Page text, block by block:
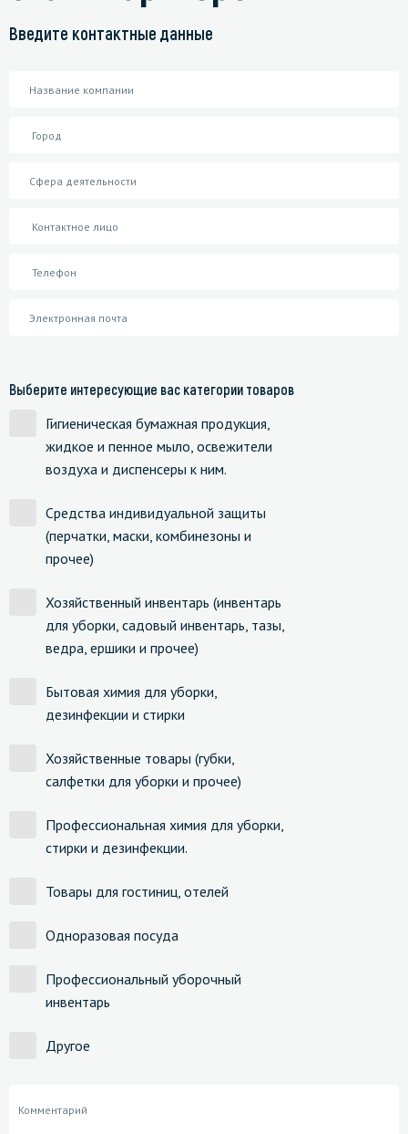
Введите контактные данные
Выберите интересующие вас категории товаров
Гигиеническая бумажная продукция,
жидкое и пенное мыло, освежители
воздуха и диспенсеры к ним.
Средства индивидуальной защиты
(перчатки, маски, комбинезоны и
прочее)
Хозяйственный инвентарь (инвентарь
для уборки, садовый инвентарь, тазы,
ведра, ершики и прочее)
Бытовая химия для уборки,
дезинфекции и стирки
Хозяйственные товары (губки,
салфетки для уборки и прочее)
Профессиональная химия для уборки,
стирки и дезинфекции.
Товары для гостиниц, отелей
Одноразовая посуда
Профессиональный уборочный
инвентарь
Другое